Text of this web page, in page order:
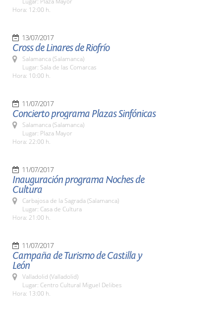
Hora: 12:00 h.
13/07/2017
Cross de Linares de Riofrío
Salamanca (Salamanca)
Lugar: Sala de las Comarcas
Hora: 10:00 h.
11/07/2017
Concierto programa Plazas Sinfónicas
Salamanca (Salamanca)
Lugar: Plaza Mayor
Hora: 22:00 h.
11/07/2017
Inauguración programa Noches de
Cultura
Carbajosa de la Sagrada (Salamanca)
Lugar: Casa de Cultura
Hora: 21:00 h.
11/07/2017
Campaña de Turismo de Castilla y
León
Valladolid (Valladolid)
Lugar: Centro Cultural Miguel Delibes
Hora: 13:00 h.